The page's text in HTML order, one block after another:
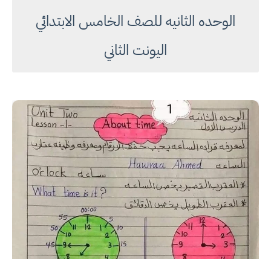
الوحده الثانيه للصف الخامس الابتدائي
اليونت الثاني